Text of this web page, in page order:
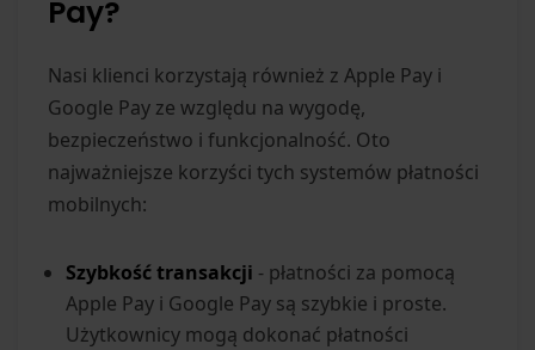
Pay?
Nasi klienci korzystają również z Apple Pay i
Google Pay ze względu na wygodę,
bezpieczeństwo i funkcjonalność. Oto
najważniejsze korzyści tych systemów płatności
mobilnych:
Szybkość transakcji - płatności za pomocą
Apple Pay i Google Pay są szybkie i proste.
Użytkownicy mogą dokonać płatności